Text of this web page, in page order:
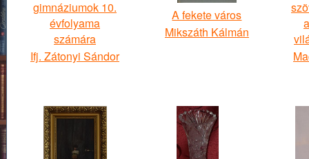
gimnáziumok 10.
évfolyama
számára
Ifj. Zátonyi Sándor
A fekete város
Mikszáth Kálmán